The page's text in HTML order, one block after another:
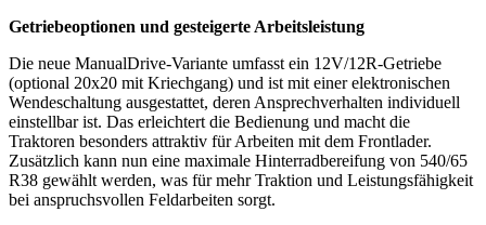
Getriebeoptionen und gesteigerte Arbeitsleistung
Die neue ManualDrive-Variante umfasst ein 12V/12R-Getriebe
(optional 20x20 mit Kriechgang) und ist mit einer elektronischen
Wendeschaltung ausgestattet, deren Ansprechverhalten individuell
einstellbar ist. Das erleichtert die Bedienung und macht die
Traktoren besonders attraktiv für Arbeiten mit dem Frontlader.
Zusätzlich kann nun eine maximale Hinterradbereifung von 540/65
R38 gewählt werden, was für mehr Traktion und Leistungsfähigkeit
bei anspruchsvollen Feldarbeiten sorgt.